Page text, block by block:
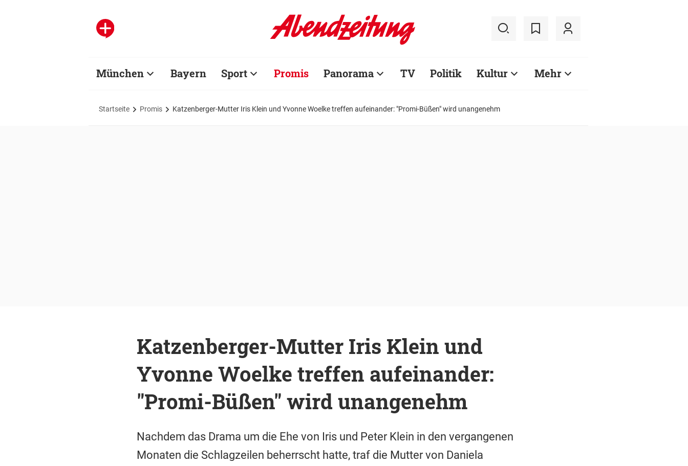
München Bayern Sport Promis Panorama TV Politik Kultur Mehr
Startseite Promis Katzenberger-Mutter Iris Klein und Yvonne Woelke treffen aufeinander: "Promi-Büßen" wird unangenehm
Katzenberger-Mutter Iris Klein und
Yvonne Woelke treffen aufeinander:
"Promi-Büßen" wird unangenehm
Nachdem das Drama um die Ehe von Iris und Peter Klein in den vergangenen
Monaten die Schlagzeilen beherrscht hatte, traf die Mutter von Daniela